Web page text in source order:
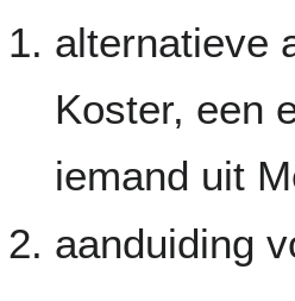
alternatieve
Koster, een
iemand uit
aanduiding